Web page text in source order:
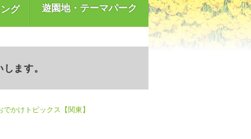
グ 遊園地・テーマパーク
ます。
かけトピックス【関東】